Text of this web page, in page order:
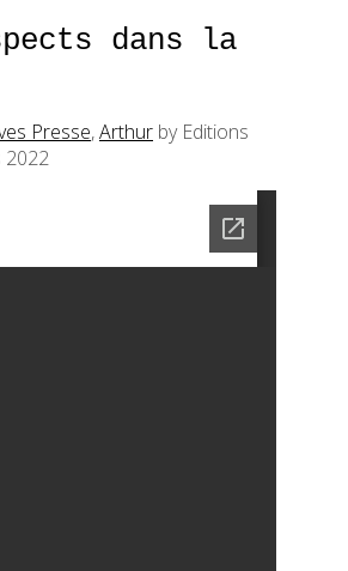
dans la
Presse,Arthur by Editions
2022